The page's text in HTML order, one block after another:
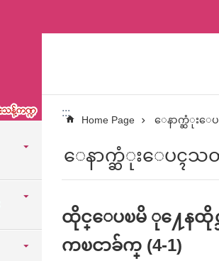
:::
Home Page ေနာက္ဆံုး
ေနာက္ဆံုးေပၚသ
ထိုင္ေပၿမိ ု႔ေနထိုင္သူ
ကၿငာခ်က္ (4-1)